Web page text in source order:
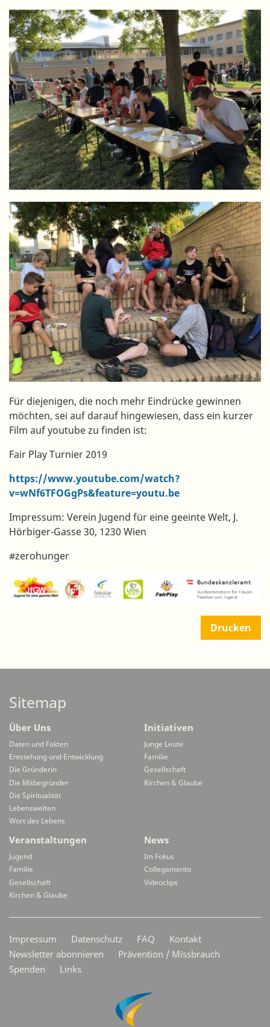
Für diejenigen, die noch mehr Eindrücke gewinnen
möchten, sei auf darauf hingewiesen, dass ein kurzer
Film auf youtube zu finden ist:
Fair Play Turnier 2019
https://www.youtube.com/watch?
v=wNf6TFOGgPs&feature=youtu.be
Impressum: Verein Jugend für eine geeinte Welt, J.
Hörbiger-Gasse 30, 1230 Wien
#zerohunger
Drucken
Sitemap
Über Uns
Daten und Fakten
Entstehung und Entwicklung
Die Gründerin
Die Mitbegründer
Die Spiritualität
Lebenswelten
Wort des Lebens
Initiativen
Junge Leute
Familie
Gesellschaft
Kirchen & Glaube
Veranstaltungen
Jugend
Familie
Gesellschaft
Kirchen & Glaube
News
Im Fokus
Collegamento
Videoclips
Impressum Datenschutz FAQ
Kontakt
Newsletter abonnieren
Prävention / Missbrauch
Spenden
Links